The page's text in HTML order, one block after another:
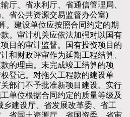
厅、省水利厅、省通信管理局、
省公共资源交易监督办公室)
建设单位应按照合同约定的期
。审计机关应依法加强对以国有
目的审计监督。国有投资项目的
和财政评审作为延期工程结算、
的理由。未完成竣工结算的项
登记。对拖欠工程款的建设单
部门不予批准新项目建设。实行
单位根据合同约定的质量等级及
建设厅、省发展改革委、省工